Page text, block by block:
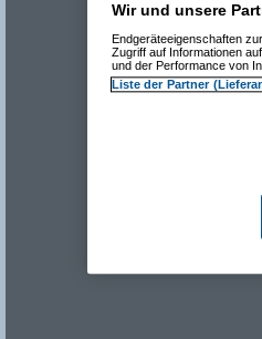
Wir und unsere
Endgeräteeigenschaften
Zugriff auf Informationen
und der Performance von
Liste der Partner